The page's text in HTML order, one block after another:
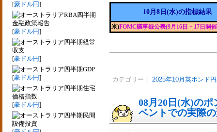
[豪ドル円]
RBA四半期
金融政策報告
[豪ドル円]
四半期経常
収支
[豪ドル円]
四半期GDP
[豪ドル円]
四半期住宅
価格指数
[豪ドル円]
四半期民間
設備投資
10月8日(水)の指標結果
米)FOMC議事録公表(9月16日・17日開
カテゴリー： 2025年10月英ポンド円
08月20日(水)の
ベントでの実際